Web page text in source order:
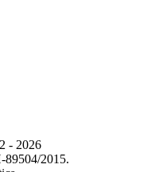
- 2026
89504/2015.